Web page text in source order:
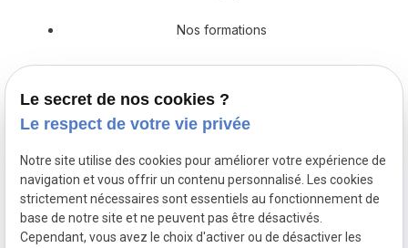
Nos formations
Prestations en décoration
Actualités
Devis
Le secret de nos cookies ?
Le respect de votre vie privée
Notre site utilise des cookies pour améliorer votre expérience de
navigation et vous offrir un contenu personnalisé. Les cookies
strictement nécessaires sont essentiels au fonctionnement de
base de notre site et ne peuvent pas être désactivés.
Cependant, vous avez le choix d'activer ou de désactiver les